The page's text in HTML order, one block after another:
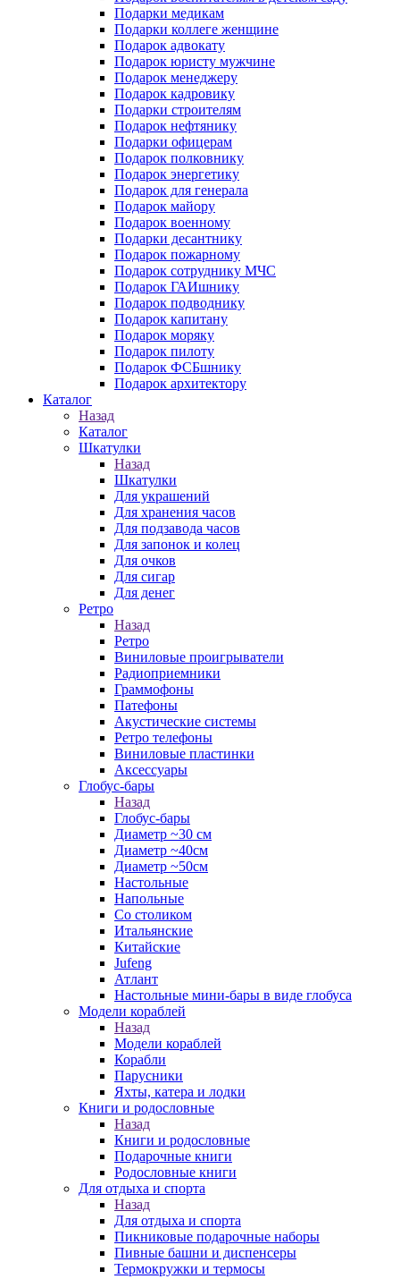
Подарки медикам
Подарки коллеге женщине
Подарок адвокату
Подарок юристу мужчине
Подарок менеджеру
Подарок кадровику
Подарки строителям
Подарок нефтянику
Подарки офицерам
Подарок полковнику
Подарок энергетику
Подарок для генерала
Подарок майору
Подарок военному
Подарки десантнику
Подарок пожарному
Подарок сотруднику МЧС
Подарок ГАИшнику
Подарок подводнику
Подарок капитану
Подарок моряку
Подарок пилоту
Подарок ФСБшнику
Подарок архитектору
Каталог
Назад
Каталог
Шкатулки
Назад
Шкатулки
Для украшений
Для хранения часов
Для подзавода часов
Для запонок и колец
Для очков
Для сигар
Для денег
Ретро
Назад
Ретро
Виниловые проигрыватели
Радиоприемники
Граммофоны
Патефоны
Акустические системы
Ретро телефоны
Виниловые пластинки
Аксессуары
Глобус-бары
Назад
Глобус-бары
Диаметр ~30 см
Диаметр ~40см
Диаметр ~50см
Настольные
Напольные
Со столиком
Итальянские
Китайские
Jufeng
Атлант
Настольные мини-бары в виде глобуса
Модели кораблей
Назад
Модели кораблей
Корабли
Парусники
Яхты, катера и лодки
Книги и родословные
Назад
Книги и родословные
Подарочные книги
Родословные книги
Для отдыха и спорта
Назад
Для отдыха и спорта
Пикниковые подарочные наборы
Пивные башни и диспенсеры
Термокружки и термосы